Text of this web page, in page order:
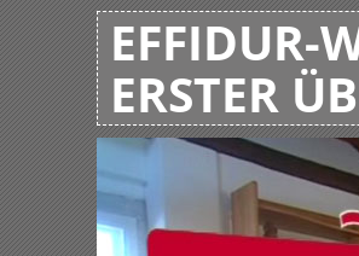
EFFIDUR-
ERSTER